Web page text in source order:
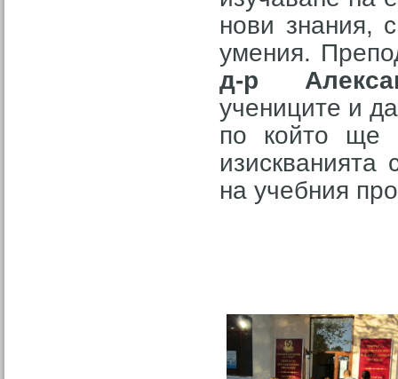
нови знания,
умения.
д-р
учениците и
по който ще
на учебния